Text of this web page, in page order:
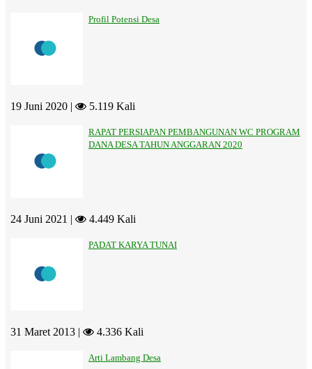
Profil Potensi Desa
19 Juni 2020 | 5.119 Kali
RAPAT PERSIAPAN PEMBANGUNAN WC PROGRAM
DANA DESA TAHUN ANGGARAN 2020
24 Juni 2021 | 4.449 Kali
PADAT KARYA TUNAI
31 Maret 2013 | 4.336 Kali
Arti Lambang Desa